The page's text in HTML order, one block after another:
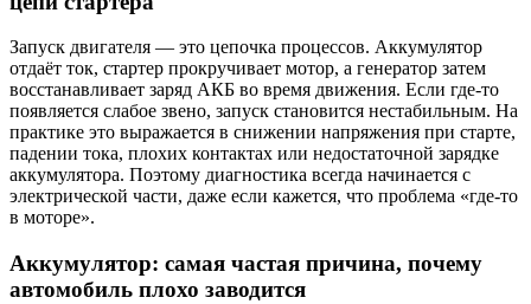
Запуск двигателя — это цепочка процессов. Аккумулятор
отдаёт ток, стартер прокручивает мотор, а генератор затем
восстанавливает заряд АКБ во время движения. Если где-то
появляется слабое звено, запуск становится нестабильным. На
практике это выражается в снижении напряжения при старте,
падении тока, плохих контактах или недостаточной зарядке
аккумулятора. Поэтому диагностика всегда начинается с
электрической части, даже если кажется, что проблема «где-то
в моторе».
Аккумулятор: самая частая причина, почему
автомобиль плохо заводится